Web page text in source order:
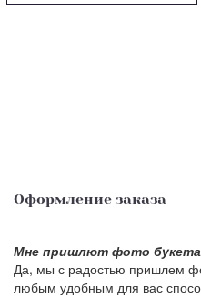
Оформление заказа
Мне пришлют фото букета
Да, мы с радостью пришлем
любым удобным для вас